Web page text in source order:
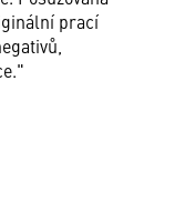
prací